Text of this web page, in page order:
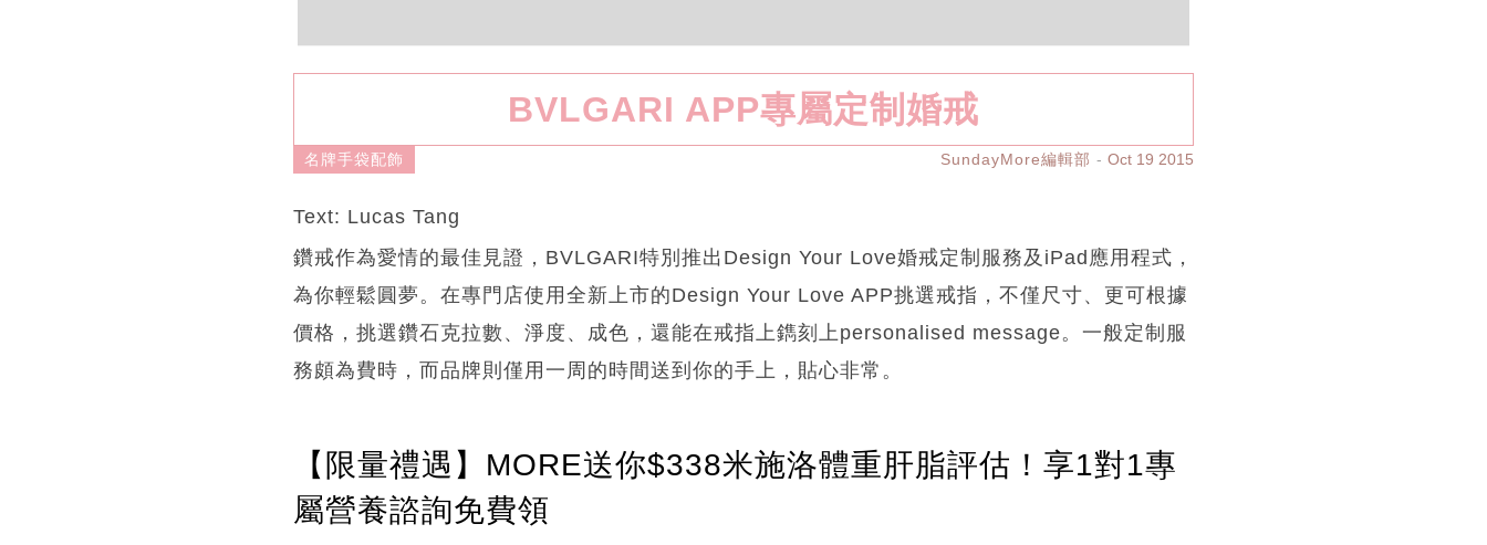
BVLGARI APP專屬定制婚戒
名牌手袋配飾 SundayMore編輯部 Oct 19 2015
Text: Lucas Tang
鑽戒作為愛情的最佳見證，BVLGARI特別推出Design Your Love婚戒定制服務及iPad應用程式，
為你輕鬆圓夢。在專門店使用全新上市的Design Your Love APP挑選戒指，不僅尺寸、更可根據
價格，挑選鑽石克拉數、淨度、成色，還能在戒指上鐫刻上personalised message。一般定制服
務頗為費時，而品牌則僅用一周的時間送到你的手上，貼心非常。
【限量禮遇】MORE送你$338米施洛體重肝脂評估！享1對1專
屬營養諮詢免費領